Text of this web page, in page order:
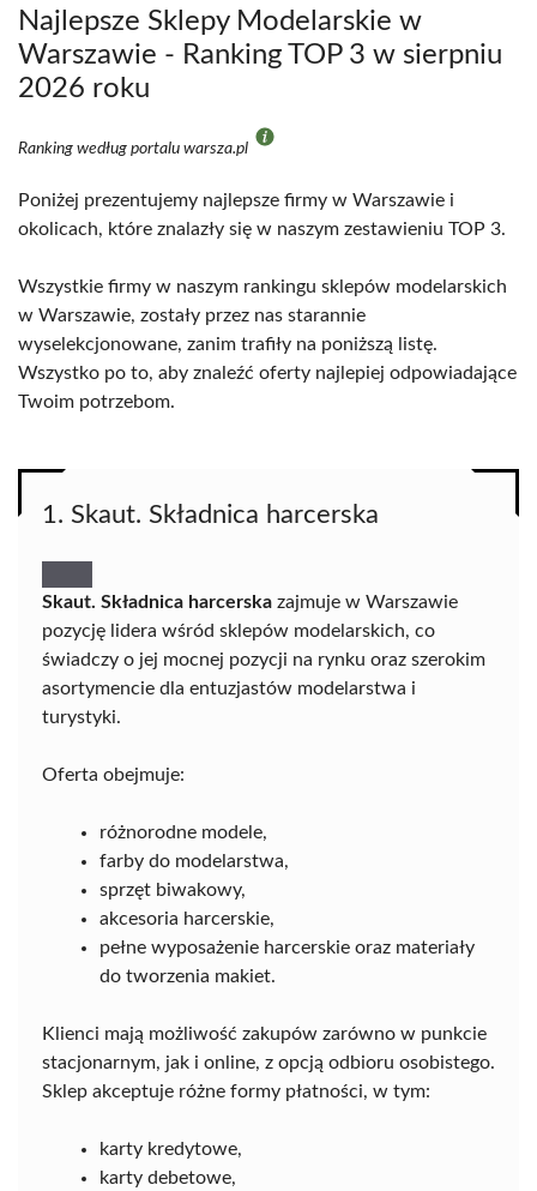
Najlepsze Sklepy Modelarskie w
Warszawie - Ranking TOP 3 w sierpniu
2026 roku
Ranking według portalu warsza.pl
Poniżej prezentujemy najlepsze firmy w Warszawie i
okolicach, które znalazły się w naszym zestawieniu TOP 3.
Wszystkie firmy w naszym rankingu sklepów modelarskich
w Warszawie, zostały przez nas starannie
wyselekcjonowane, zanim trafiły na poniższą listę.
Wszystko po to, aby znaleźć oferty najlepiej odpowiadające
Twoim potrzebom.
1. Skaut. Składnica harcerska
Skaut. Składnica harcerska zajmuje w Warszawie
pozycję lidera wśród sklepów modelarskich, co
świadczy o jej mocnej pozycji na rynku oraz szerokim
asortymencie dla entuzjastów modelarstwa i
turystyki.
Oferta obejmuje:
różnorodne modele,
farby do modelarstwa,
sprzęt biwakowy,
akcesoria harcerskie,
pełne wyposażenie harcerskie oraz materiały
do tworzenia makiet.
Klienci mają możliwość zakupów zarówno w punkcie
stacjonarnym, jak i online, z opcją odbioru osobistego.
Sklep akceptuje różne formy płatności, w tym:
karty kredytowe,
karty debetowe,